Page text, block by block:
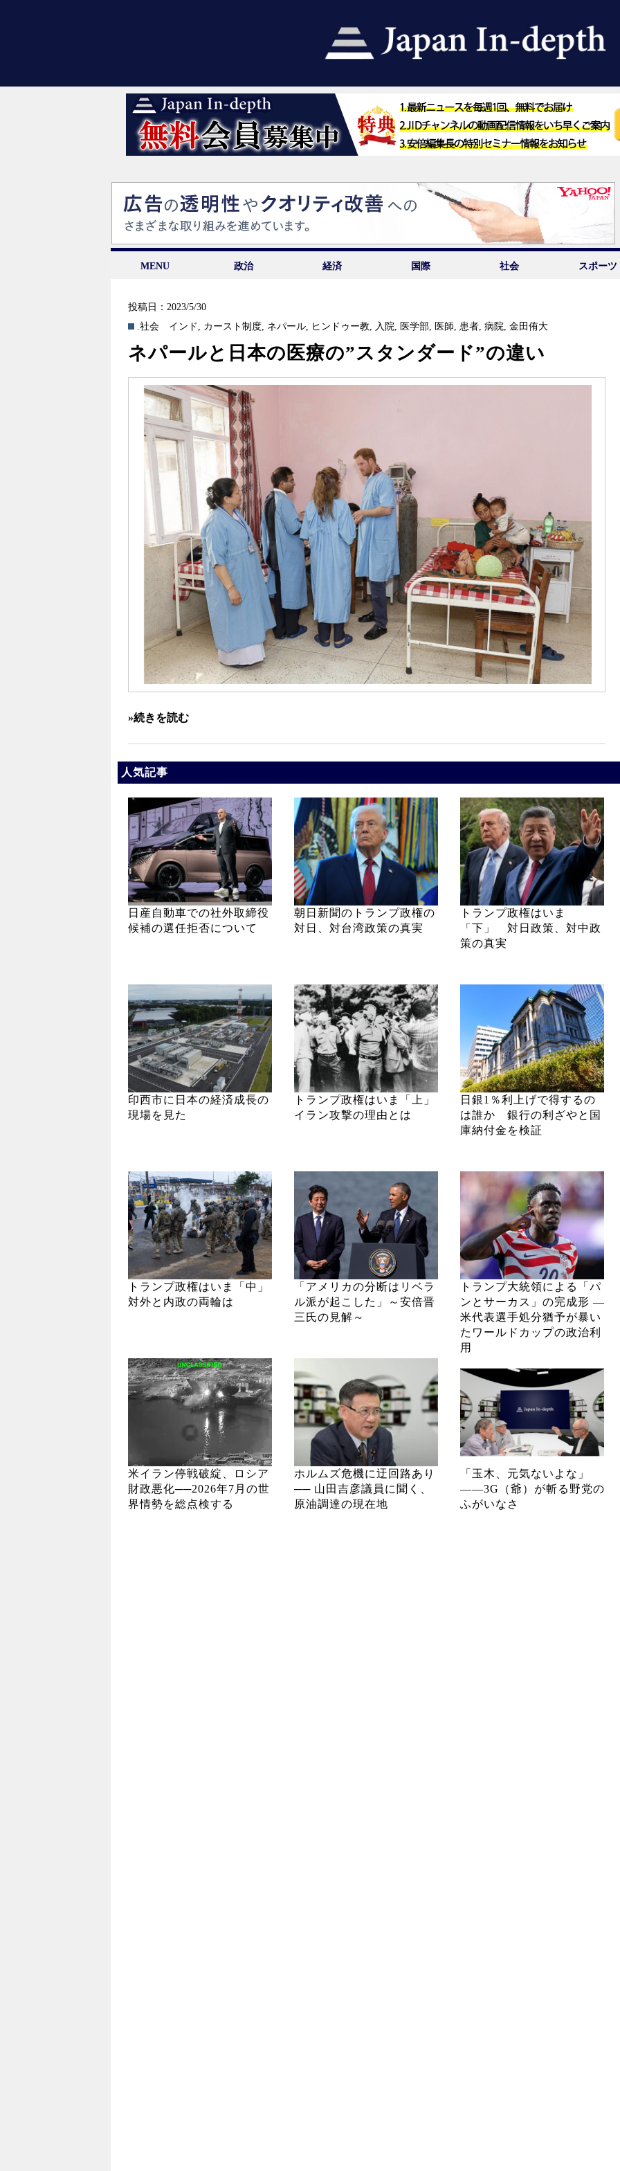
MENU 政治 経済 国際 社会 スポーツ
投稿日：2023/5/30
.社会
インド , カースト制度, ネパール, ヒンドゥー教, 入院, 医学部, 医師,患者,病院,金田侑大
ネパールと日本の医療の”スタンダード”の違い
»続きを読む
人気記事
日産自動車での社外取締役
候補の選任拒否について
朝日新聞のトランプ政権の
対日、対台湾政策の真実
トランプ政権はいま
「下」 対日政策、対中政
策の真実
印西市に日本の経済成長の
現場を見た
トランプ政権はいま「上」
イラン攻撃の理由とは
日銀1％利上げで得するの
は誰か 銀行の利ざやと国
庫納付金を検証
トランプ政権はいま「中」
対外と内政の両輪は
「アメリカの分断はリベラ
ル派が起こした」～安倍晋
三氏の見解～
トランプ大統領による「パ
ンとサーカス」の完成形 ―
米代表選手処分猶予が暴い
たワールドカップの政治利
用
米イラン停戦破綻、ロシア
財政悪化──2026年7月の世
界情勢を総点検する
ホルムズ危機に迂回路あり
── 山田吉彦議員に聞く、
原油調達の現在地
「玉木、元気ないよな」
――3G（爺）が斬る野党の
ふがいなさ